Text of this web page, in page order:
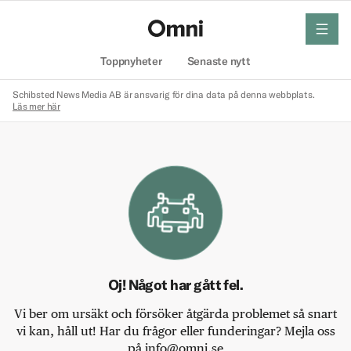
Toppnyheter Senaste nytt
meny
Schibsted News Media AB är ansvarig för dina data på denna webbplats.
Läs mer här
Oj! Något har gått fel.
Vi ber om ursäkt och försöker åtgärda problemet så snart
vi kan, håll ut! Har du frågor eller funderingar? Mejla oss